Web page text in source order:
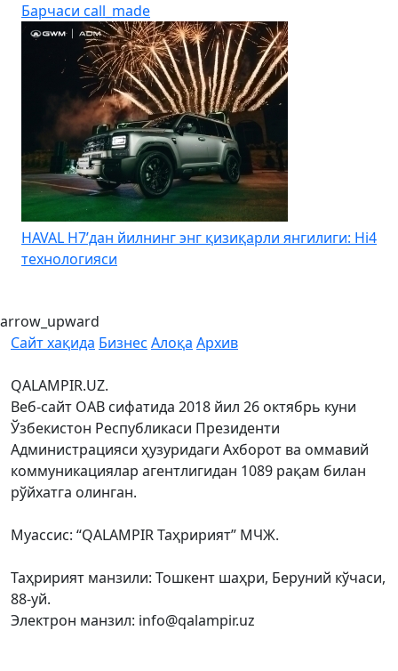
Барчаси call_made
HAVAL H7’дан йилнинг энг қизиқарли янгилиги: Hi4
технологияси
arrow_upward
Сайт хақида Бизнес Алоқа Архив
QALAMPIR.UZ.
Веб-сайт ОАВ сифатида 2018 йил 26 октябрь куни
Ўзбекистон Республикаси Президенти
Администрацияси ҳузуридаги Ахборот ва оммавий
коммуникациялар агентлигидан 1089 рақам билан
рўйхатга олинган.
Муассис: “QALAMPIR Таҳририят” МЧЖ.
Таҳририят манзили: Тошкент шаҳри, Беруний кўчаси,
88-уй.
Электрон манзил: info@qalampir.uz